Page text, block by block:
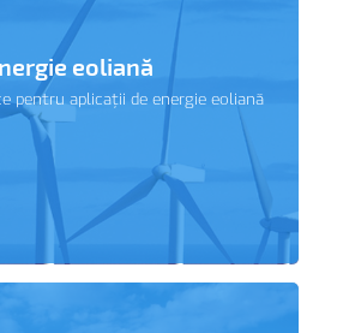
eoliană
pentru aplicații de energie eoliană